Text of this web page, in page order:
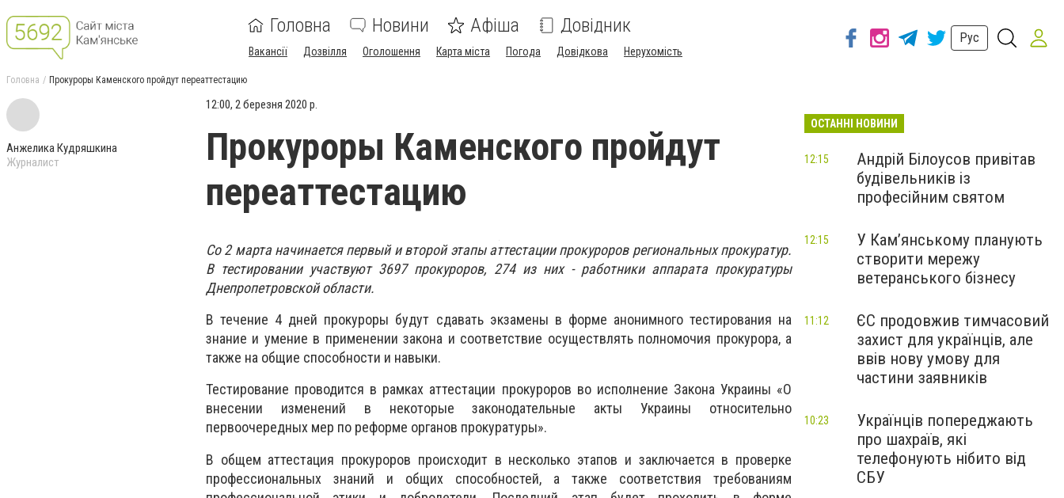
Головна Новини Афіша Довідник
Вакансії Дозвілля Оголошення Карта міста Погода Довідкова Нерухомість
Рус
Головна Прокуроры Каменского пройдут переаттестацию
Анжелика Кудряшкина
Журналист
12:00, 2 березня 2020 р.
Прокуроры Каменского пройдут
переаттестацию
Со 2 марта начинается первый и второй этапы аттестации прокуроров региональных прокуратур.
В тестировании участвуют 3697 прокуроров, 274 из них - работники аппарата прокуратуры
Днепропетровской области.
В течение 4 дней прокуроры будут сдавать экзамены в форме анонимного тестирования на
знание и умение в применении закона и соответствие осуществлять полномочия прокурора, а
также на общие способности и навыки.
Тестирование проводится в рамках аттестации прокуроров во исполнение Закона Украины «О
внесении изменений в некоторые законодательные акты Украины относительно
первоочередных мер по реформе органов прокуратуры».
В общем аттестация прокуроров происходит в несколько этапов и заключается в проверке
профессиональных знаний и общих способностей, а также соответствия требованиям
ОСТАННІ НОВИНИ
Андрій Білоусов привітав
будівельників із
професійним святом
12:15
У Кам’янському планують
створити мережу
ветеранського бізнесу
12:15
ЄС продовжив тимчасовий
захист для українців, але
ввів нову умову для
частини заявників
11:12
Українців попереджають
про шахраїв, які
телефонують нібито від
СБУ
10:23